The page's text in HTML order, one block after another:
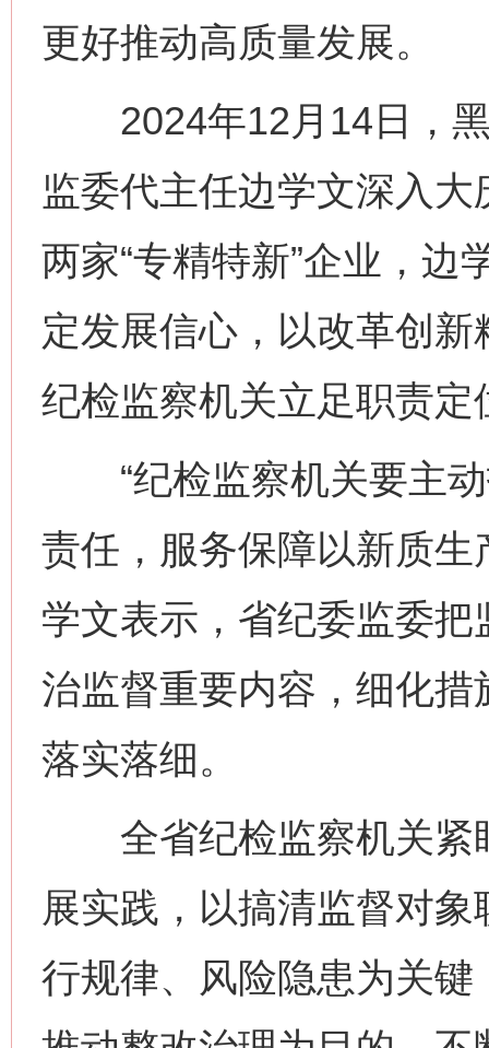
更好推动高质量发展。
2024年12月14日，黑
监委代主任边学文深入
两家“专精特新”企业，边
定发展信心，以改革创
纪检监察机关立足职责
“纪检监察机关要主动
责任，服务保障以新质生
学文表示，省纪委监委
治监督重要内容，细化
落实落细。
全省纪检监察机关紧
展实践，以搞清监督对
行规律、风险隐患为关